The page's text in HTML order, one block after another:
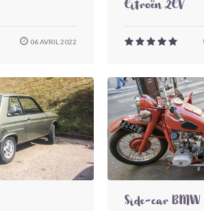
06 AVRIL 2022
Citroën 2CV
Side-car BMW